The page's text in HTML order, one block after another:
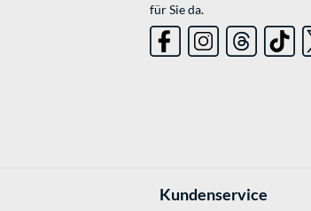
für Sie da.
Kundenservice